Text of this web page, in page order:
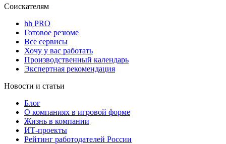
Соискателям
hh PRO
Готовое резюме
Все сервисы
Хочу у вас работать
Производственный календарь
Экспертная рекомендация
Новости и статьи
Блог
О компаниях в игровой форме
Жизнь в компании
ИТ-проекты
Рейтинг работодателей России